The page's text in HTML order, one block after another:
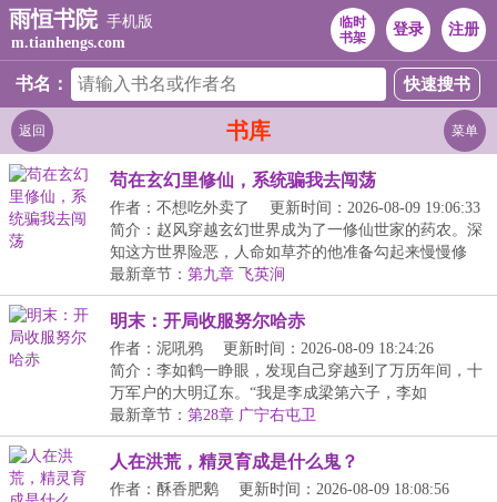
雨恒书院 手机版
m.tianhengs.com
临时
书架
登录 注册
书名：
书库
返回 菜单
苟在玄幻里修仙，系统骗我去闯荡
作者：不想吃外卖了
更新时间：2026-08-09 19:06:33
简介：赵风穿越玄幻世界成为了一修仙世家的药农。深
知这方世界险恶，人命如草芥的他准备勾起来慢慢修
仙。...
最新章节： 第九章 飞英涧
明末：开局收服努尔哈赤
作者：泥吼鸦
更新时间：2026-08-09 18:24:26
简介：李如鹤一睁眼，发现自己穿越到了万历年间，十
万军户的大明辽东。“我是李成梁第六子，李如
鹤！”而...
最新章节： 第28章 广宁右屯卫
人在洪荒，精灵育成是什么鬼？
作者：酥香肥鹅
更新时间：2026-08-09 18:08:56